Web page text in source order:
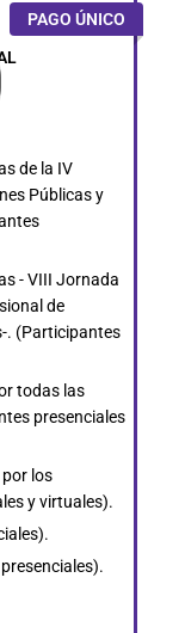
PAGO ÚNICO
de la IV
Públicas y
- VIII Jornada
de
. (Participantes
todas las
presenciales
los
y virtuales).